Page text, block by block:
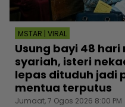
MSTAR | VIRAL
Usung bayi 48
syariah, isteri
lepas dituduh jadi
mentua terputus
Jumaat, 7 Ogos 2026 8:00 PM